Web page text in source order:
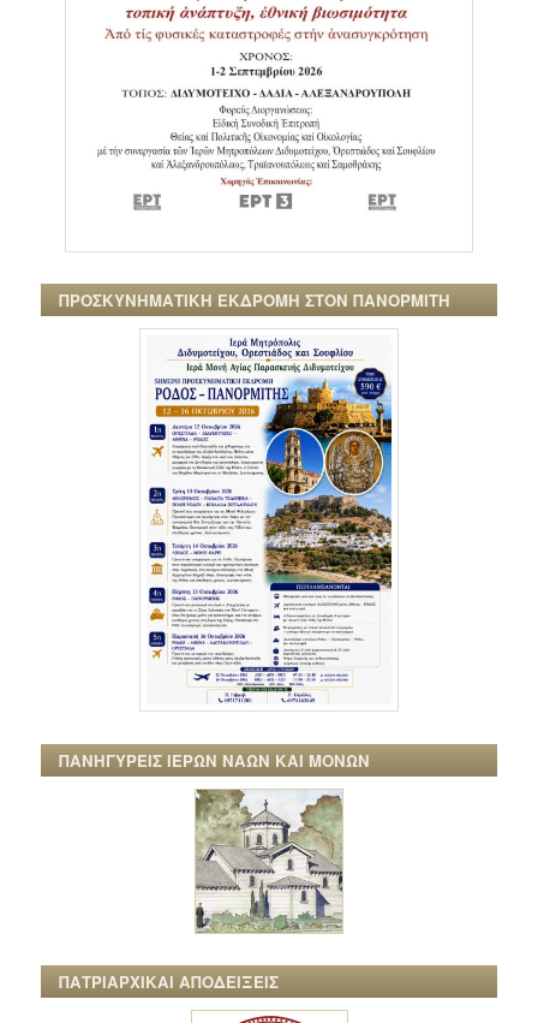
ΠΡΟΣΚΥΝΗΜΑΤΙΚΗ ΕΚΔΡΟΜΗ ΣΤΟΝ ΠΑΝΟΡΜΙΤΗ
ΠΑΝΗΓΥΡΕΙΣ ΙΕΡΩΝ ΝΑΩΝ ΚΑΙ ΜΟΝΩΝ
ΠΑΤΡΙΑΡΧΙΚΑΙ ΑΠΟΔΕΙΞΕΙΣ